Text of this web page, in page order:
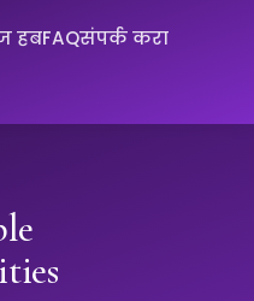
हबFAQसंपर्क करा